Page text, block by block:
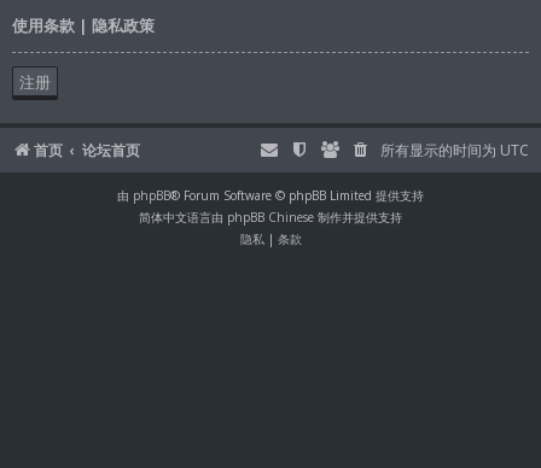
使用条款 | 隐私政策
注册
首页 论坛首页 所有显示的时间为 UTC
由 phpBB® Forum Software © phpBB Limited 提供支持
简体中文语言由 phpBB Chinese 制作并提供支持
隐私| 条款